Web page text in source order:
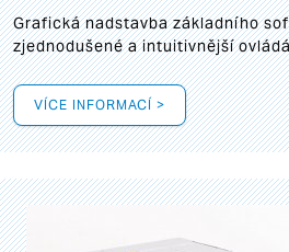
Grafickánadstavba základního
zjednodušené a intuitivnější
VÍCE INFORMACÍ >